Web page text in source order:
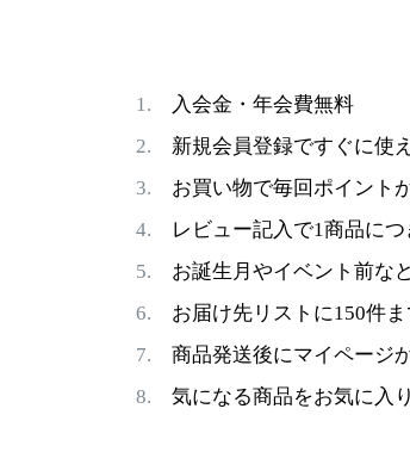
入会金・年会費無料
新規会員登録ですぐに使
お買い物で毎回ポイント
レビュー記入で1商品につ
お誕生月やイベント前な
お届け先リストに150件ま
商品発送後にマイページ
気になる商品をお気に入